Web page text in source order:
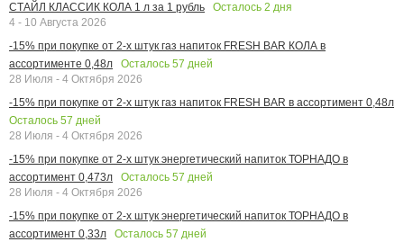
СТАЙЛ КЛАССИК КОЛА 1 л за 1 рубль
Осталось 2 дня
4 - 10 Августа 2026
-15% при покупке от 2-х штук газ напиток FRESH BAR КОЛА в
ассортименте 0,48л
Осталось 57 дней
28 Июля - 4 Октября 2026
-15% при покупке от 2-х штук газ напиток FRESH BAR в ассортимент 0,48л
Осталось 57 дней
28 Июля - 4 Октября 2026
-15% при покупке от 2-х штук энергетический напиток ТОРНАДО в
ассортимент 0,473л
Осталось 57 дней
28 Июля - 4 Октября 2026
-15% при покупке от 2-х штук энергетический напиток ТОРНАДО в
ассортимент 0,33л
Осталось 57 дней